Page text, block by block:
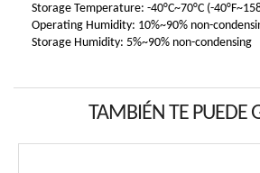
Storage Temperature: -40°C~70°C (-
Operating Humidity: 10%~90% non-
Storage Humidity: 5%~90% non-condensing
TAMBIÉN TE PUEDE